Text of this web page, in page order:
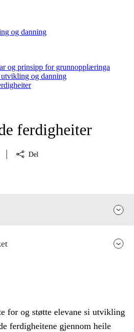
og danning
og prinsipp for grunnopplæringa
og danning
ferdigheiter
Del
for og støtte elevane si utvikling
ferdigheitene gjennom heile